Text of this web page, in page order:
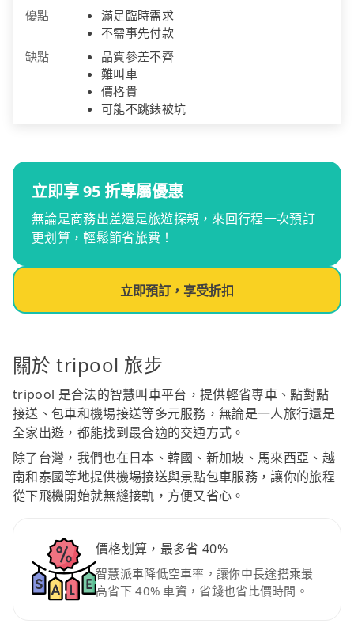
優點
滿足臨時需求
不需事先付款
缺點
品質參差不齊
難叫車
價格貴
可能不跳錶被坑
立即享 95 折專屬優惠
無論是商務出差還是旅遊探親，來回行程一次預訂
更划算，輕鬆節省旅費！
立即預訂，享受折扣
關於 tripool 旅步
tripool 是合法的智慧叫車平台，提供輕省專車、點對點
接送、包車和機場接送等多元服務，無論是一人旅行還是
全家出遊，都能找到最合適的交通方式。
除了台灣，我們也在日本、韓國、新加坡、馬來西亞、越
南和泰國等地提供機場接送與景點包車服務，讓你的旅程
從下飛機開始就無縫接軌，方便又省心。
價格划算，最多省 40%
智慧派車降低空車率，讓你中長途搭乘最
高省下 40% 車資，省錢也省比價時間。